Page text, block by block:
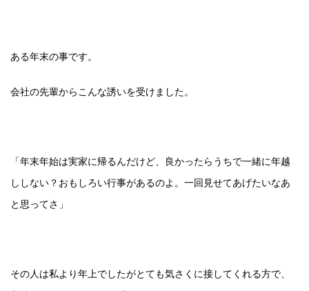
ある年末の事です。
会社の先輩からこんな誘いを受けました。
「年末年始は実家に帰るんだけど、良かったらうちで一緒に年越
ししない？おもしろい行事があるのよ。一回見せてあげたいなあ
と思ってさ」
その人は私より年上でしたがとても気さくに接してくれる方で、